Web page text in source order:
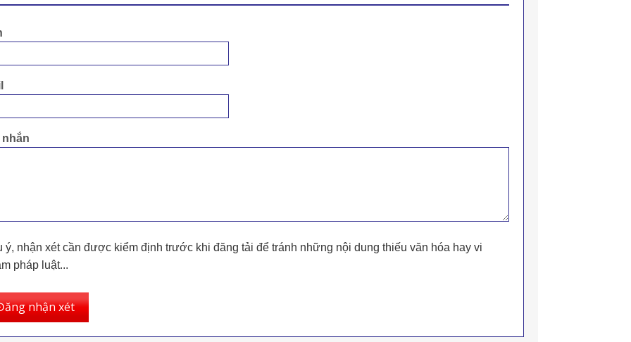
nhắn
ý, nhận xét cần được kiểm định trước khi đăng tải để tránh những nội dung thiếu văn hóa hay vi
pháp luật...
nhận xét